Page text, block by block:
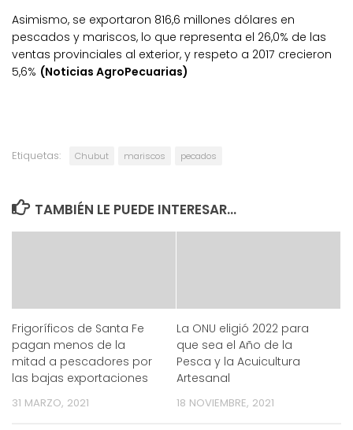
Asimismo, se exportaron 816,6 millones dólares en
pescados y mariscos, lo que representa el 26,0% de las
ventas provinciales al exterior, y respeto a 2017 crecieron
5,6% (Noticias AgroPecuarias)
Etiquetas: Chubut mariscos pecados
TAMBIÉN LE PUEDE INTERESAR...
Frigoríficos de Santa Fe
pagan menos de la
mitad a pescadores por
las bajas exportaciones
31 MARZO, 2021
La ONU eligió 2022 para
que sea el Año de la
Pesca y la Acuicultura
Artesanal
18 NOVIEMBRE, 2021